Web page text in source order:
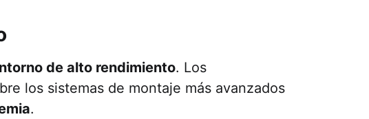
de alto rendimiento. Los
los sistemas de montaje más avanzados
.